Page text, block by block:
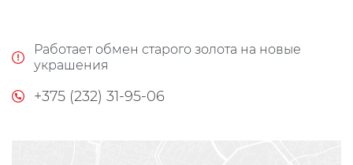
Работает обмен старого золота на новые
украшения
+375 (232) 31-95-06